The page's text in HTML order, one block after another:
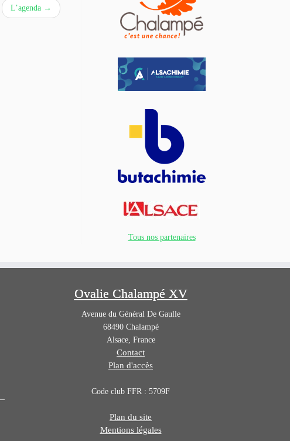
L’agenda →
Tous nos partenaires
Ovalie Chalampé XV
Avenue du Général De Gaulle
68490 Chalampé
Alsace, France
Contact
Plan d'accès
Code club FFR : 5709F
Plan du site
Mentions légales